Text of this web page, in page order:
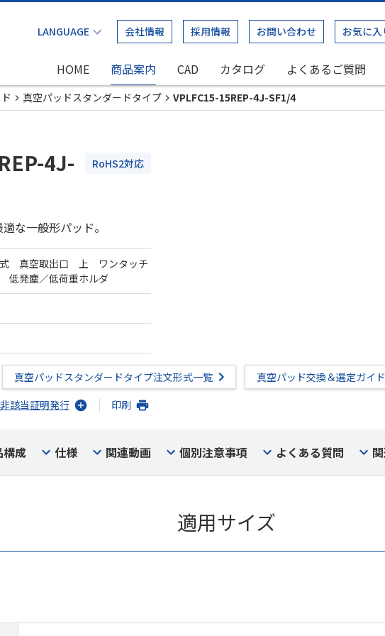
会社情報 採用情報 お問い合わせ お気に入
HOME 商品案内 CAD カタログ よくあるご質問
真空パッドスタンダードタイプ VPLFC15-15REP-4J-SF1/4
4J-
RoHS2対応
な一般形パッド。
式 真空取出口 上 ワンタッチ
低発塵／低荷重ホルダ
真空パッドスタンダードタイプ注文形式一覧
真空パッド交換＆選定ガイド
非該当証明発行 印刷
構成 仕様 関連動画 個別注意事項 よくある質問
適用サイズ